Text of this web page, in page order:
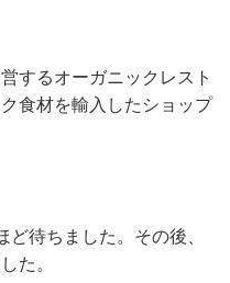
するオーガニックレスト
食材を輸入したショップ
待ちました。その後、
た。